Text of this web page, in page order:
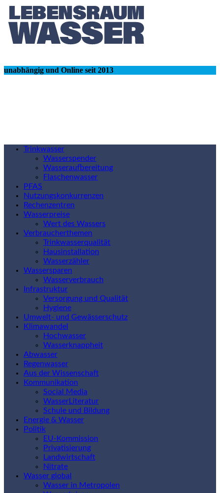
unabhängig und Online seit 2013
Trinkwasser
Wasserspender
Wasseraufbereitung
Flaschenwasser
PFAS
Nutzungskonkurrenzen
Rechenzentren
Wasserpreise
Wert des Wassers
Verbraucherthemen
Trinkwasserqualität
Hausinstallation
Wasserzähler
Wassersparen
Wasserverbrauch
Infrastruktur
Versorgung und Qualität
Hygiene
Umwelt- und Gewässerschutz
Klimawandel
Hochwasser
Wasserknappheit
Abwasser
Regenwasser
Aus der Wissenschaft
Kommunikation
Social Media
WasserLiteratur
Schule und Bildung
Energie & Wasser
Politik
EU-Kommission
Privatisierung
Landwirtschaft
Nitrate
Wasser global
Wasser in Metropolen